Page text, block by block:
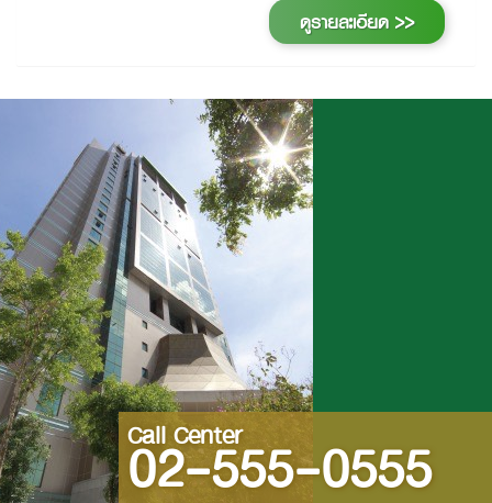
ดูรายละเอียด >>
Call Center
02-555-0555